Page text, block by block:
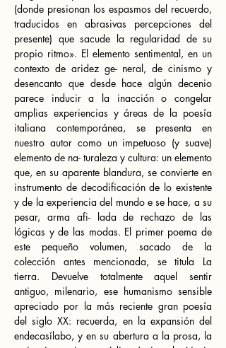
(donde presionan los espasmos del recuerdo,
traducidos en abrasivas percepciones del
presente) que sacude la regularidad de su
propio ritmo». El elemento sentimental, en un
contexto de aridez ge- neral, de cinismo y
desencanto que desde hace algún decenio
parece inducir a la inacción o congelar
amplias experiencias y áreas de la poesía
italiana contemporánea, se presenta en
nuestro autor como un impetuoso (y suave)
elemento de na- turaleza y cultura: un elemento
que, en su aparente blandura, se convierte en
instrumento de decodificación de lo existente
y de la experiencia del mundo e se hace, a su
pesar, arma afi- lada de rechazo de las
lógicas y de las modas. El primer poema de
este pequeño volumen, sacado de la
colección antes mencionada, se titula La
tierra. Devuelve totalmente aquel sentir
antiguo, milenario, ese humanismo sensible
apreciado por la más reciente gran poesía
del siglo XX: recuerda, en la expansión del
endecasílabo, y en su abertura a la prosa, la